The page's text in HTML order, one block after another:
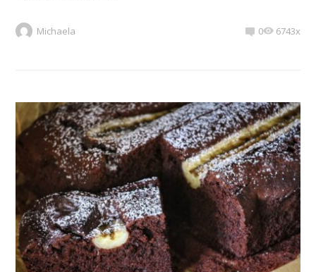
Michaela 0 6743x